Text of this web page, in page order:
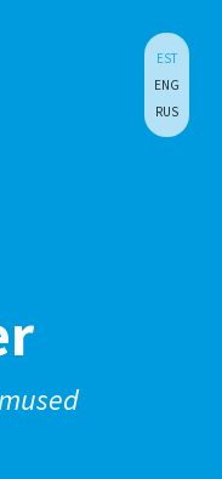
EST
ENG
RUS